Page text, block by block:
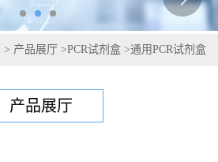
> 产品展厅 >PCR试剂盒 >通用PCR试剂盒
产品展厅